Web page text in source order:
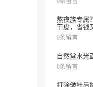
熬夜族专属
干皮，省钱
0条留言
自然堂水光
0条留言
打除皱针后